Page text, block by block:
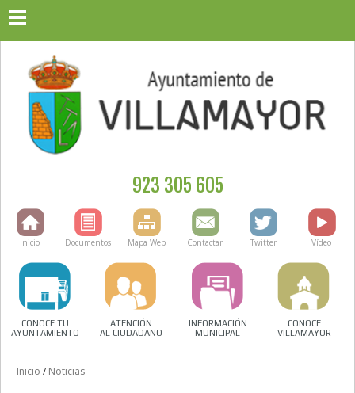
923 305 605
Inicio Documentos Mapa Web Contactar Twitter Vídeo
CONOCE TU
AYUNTAMIENTO
ATENCIÓN
AL CIUDADANO
INFORMACIÓN
MUNICIPAL
CONOCE
VILLAMAYOR
Inicio / Noticias